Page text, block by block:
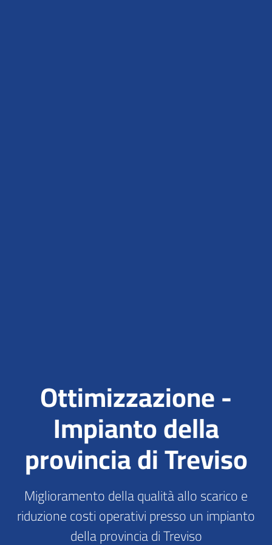
Ottimizzazione -
Impianto della
provincia di Treviso
Miglioramento della qualità allo scarico e
riduzione costi operativi presso un impianto
della provincia di Treviso